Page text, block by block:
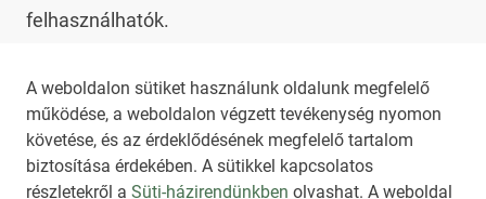
A weboldalon sütiket használunk oldalunk megfelelő
működése, a weboldalon végzett tevékenység nyomon
követése, és az érdeklődésének megfelelő tartalom
biztosítása érdekében. A sütikkel kapcsolatos
részletekről a Süti-házirendünkben olvashat. A weboldal
felhasználhatók.
Az NKT szolgáltatással kapcsolatban további
információt az nkt@dunamsz.hu elektronikus
levelező címen kaphat.